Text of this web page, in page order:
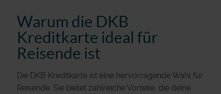
Warum die DKB
Kreditkarte ideal für
Reisende ist
Die DKB Kreditkarte ist eine hervorragende Wahl für
Reisende. Sie bietet zahlreiche Vorteile, die deine